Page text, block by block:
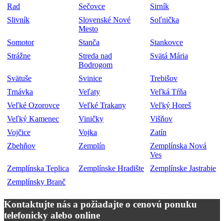
Rad
Sečovce
Sirník
Slivník
Slovenské Nové
Mesto
Soľnička
Somotor Stanča
Stankovce
Strážne
Streda nad
Bodrogom
Svätá Mária
Svätuše Svinice
Trebišov
Trnávka
Veľaty
Veľká Tŕňa
Veľké Ozorovce
Veľké Trakany
Veľký Horeš
Veľký Kamenec
Viničky
Višňov
Vojčice
Vojka
Zatín
Zbehňov
Zemplín
Zemplínska Nová
Ves
Zemplínska Teplica
Zemplínske Hradište
Zemplínske Jastrabie
Zemplínsky Branč
Kontaktujte nás a požiadajte o cenovú ponuku
telefonicky alebo online